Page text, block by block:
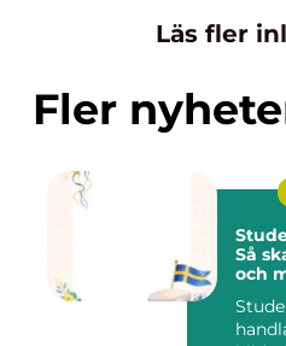
Läs fler
Fler
Så
och